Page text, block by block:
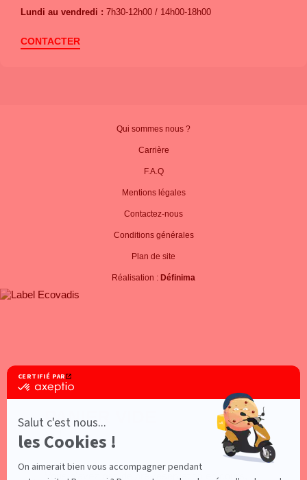
Lundi au vendredi : 7h30-12h00 / 14h00-18h00
CONTACTER
Qui sommes nous ?
Carrière
F.A.Q
Mentions légales
Contactez-nous
Conditions générales
Plan de site
Réalisation : Définima
PANIER VIDE
×
Vous n'avez pas de pré-réservation en cours,